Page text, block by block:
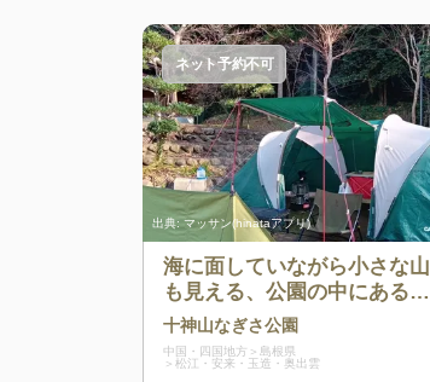
出典: マッサン(hinataアプリ)
ネット予約不可
海に面していながら小さな山
も見える、公園の中にある無
料キャンプ場
十神山なぎさ公園
中国・四国地方
島根県
松江・安来・玉造・奥出雲